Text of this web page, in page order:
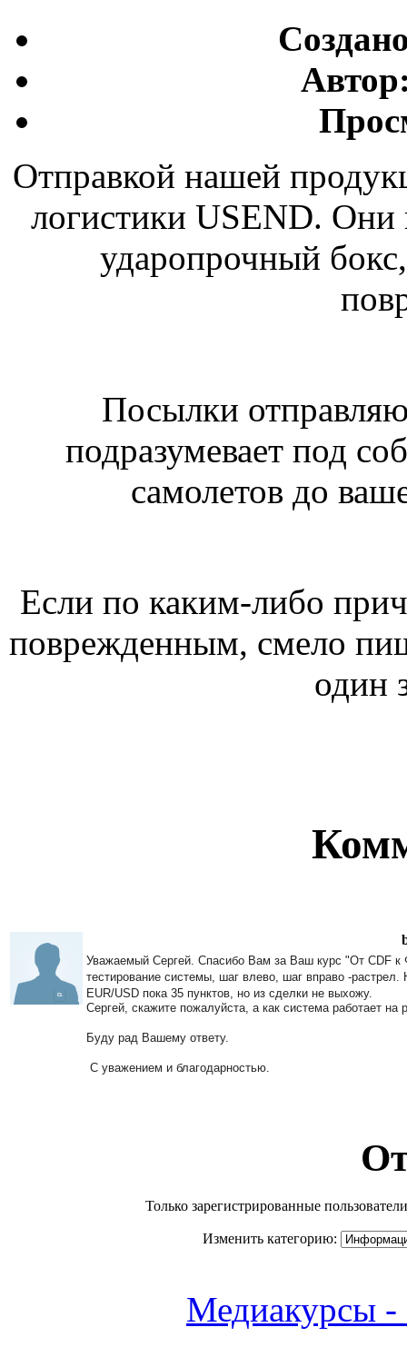
Отправкой нашей
логистики USEND. Они
ударопрочный
Посылки
подразумевает под
самолетов до
Если по каким-либо
поврежденным, смело
один
Уважаемый Сергей. Спасибо Вам за Ваш курс "От CDF к
тестирование системы, шаг влево, шаг вправо -
EUR/USD пока 35 пунктов, но из сделки не выхожу.
Сергей, скажите пожалуйста, а как система работает
Буду рад Вашему ответу.
С уважением и благодарностью.
Только зарегистрированные
Изменить категорию:
Медиакурсы